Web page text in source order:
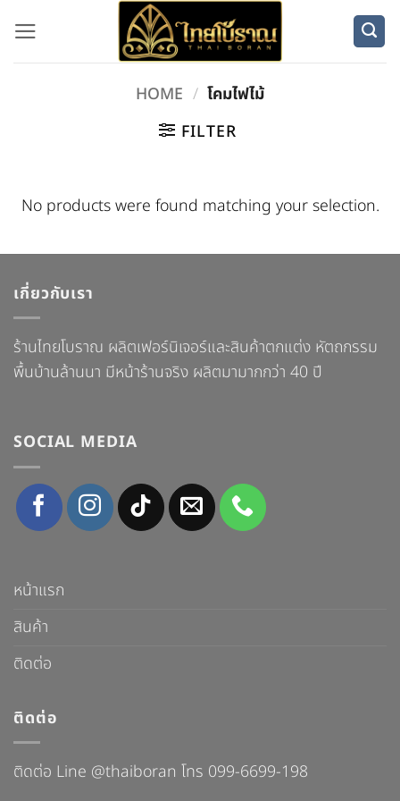
content
HOME / โคมไฟไม้
FILTER
No products were found matching your selection.
เกี่ยวกับเรา
ร้านไทยโบราณ ผลิตเฟอร์นิเจอร์และสินค้าตกแต่ง หัตถกรรม
พื้นบ้านล้านนา มีหน้าร้านจริง ผลิตมามากกว่า 40 ปี
SOCIAL MEDIA
หน้าแรก
สินค้า
ติดต่อ
ติดต่อ
ติดต่อ Line @thaiboran โทร 099-6699-198